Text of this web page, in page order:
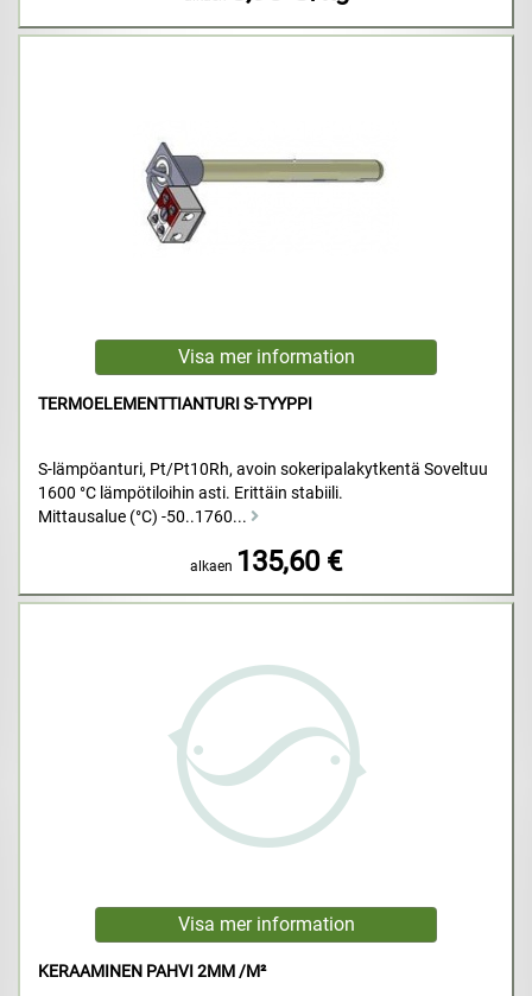
TERMOELEMENTTIANTURI S-TYYPPI
S-lämpöanturi, Pt/Pt10Rh, avoin sokeripalakytkentä Soveltuu
1600 °C lämpötiloihin asti. Erittäin stabiili.
Mittausalue (°C) -50..1760...
alkaen 135,60 €
KERAAMINEN PAHVI 2MM /M²